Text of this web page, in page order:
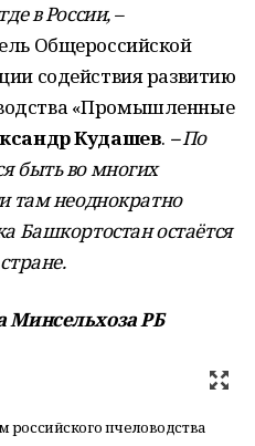
в России,–
Общероссийской
содействия развитию
«Промышленные
Кудашев. –По
быть во многих
там неоднократно
Башкортостан остаётся
Минсельхоза РБ
российского пчеловодства